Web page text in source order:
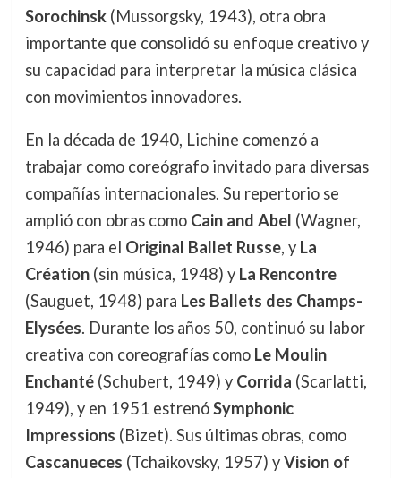
Sorochinsk(Mussorgsky, 1943), otra obra
importante que consolidó su enfoque creativo y
su capacidad para interpretar la música clásica
con movimientos innovadores.
En la década de 1940, Lichine comenzó a
trabajar como coreógrafo invitado para diversas
compañías internacionales. Su repertorio se
amplió con obras como Cain and Abel (Wagner,
1946) para el Original Ballet Russe, y La
Création(sin música, 1948) y La Rencontre
(Sauguet, 1948) para Les Ballets des Champs-
Elysées. Durante los años 50, continuó su labor
creativa con coreografías como Le Moulin
Enchanté(Schubert, 1949) y Corrida (Scarlatti,
1949), y en 1951 estrenóSymphonic
Impressions (Bizet). Sus últimas obras, como
Cascanueces (Tchaikovsky, 1957) yVision of